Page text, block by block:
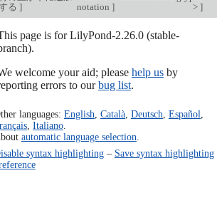
る ]
notation ]
> ]
page is for LilyPond-2.26.0 (stable-
welcome your aid; please help usby
errors to ourbug list.
languages: English Català, Deutsch Español
, Italiano.
automatic language selection
syntax highlighting– Save syntax highlighting